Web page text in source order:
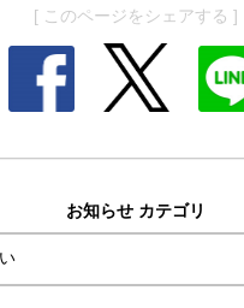
[ このページをシェアする ]
お知らせ カテゴリ